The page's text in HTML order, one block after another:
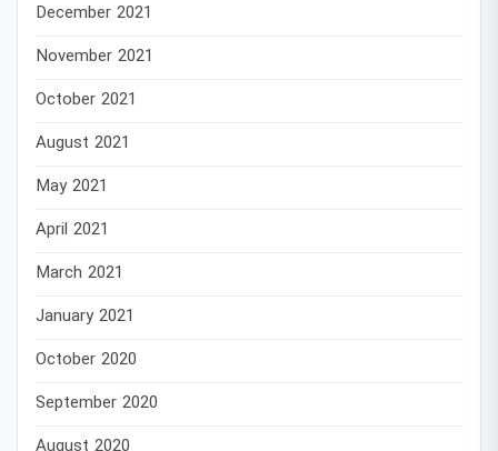
December 2021
November 2021
October 2021
August 2021
May 2021
April 2021
March 2021
January 2021
October 2020
September 2020